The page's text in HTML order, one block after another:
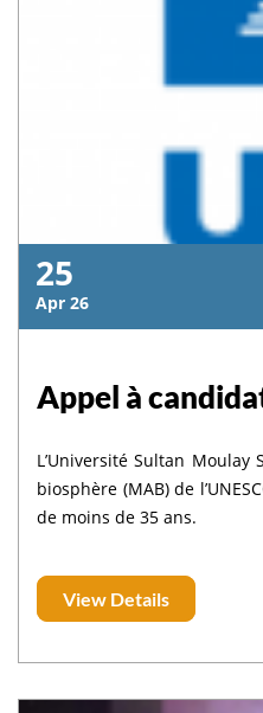
25
Apr 26
Appel à
L’Université Sultan
biosphère (MAB) de
de moins de 35 ans.
View Details